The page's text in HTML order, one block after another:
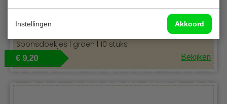
Instellingen Akkoord
Sponsdoekjes | groen | 10 stuks
€ 9,20 Bekijken